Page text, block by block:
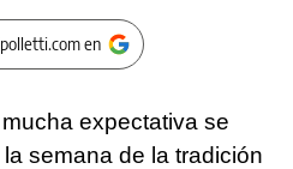
en
expectativa se
semana de la tradición